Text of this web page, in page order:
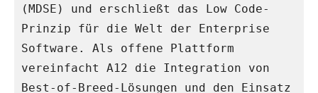
(MDSE) und erschließt das Low Code-
Prinzip für die Welt der Enterprise
Software. Als offene Plattform
vereinfacht A12 die Integration von
Best-of-Breed-Lösungen und den Einsatz